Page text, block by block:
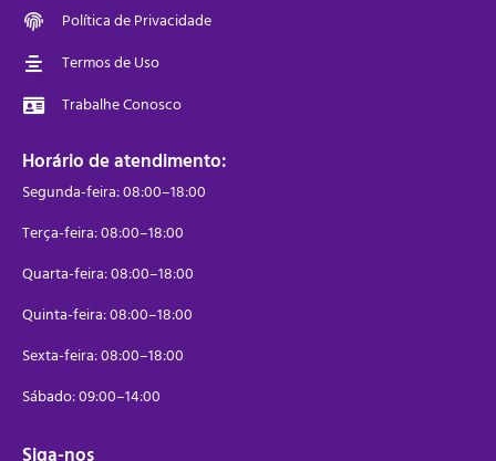
Política de Privacidade
Termos de Uso
Trabalhe Conosco
Horário de atendimento:
Segunda-feira: 08:00–18:00
Terça-feira: 08:00–18:00
Quarta-feira: 08:00–18:00
Quinta-feira: 08:00–18:00
Sexta-feira: 08:00–18:00
Sábado: 09:00–14:00
Siga-nos